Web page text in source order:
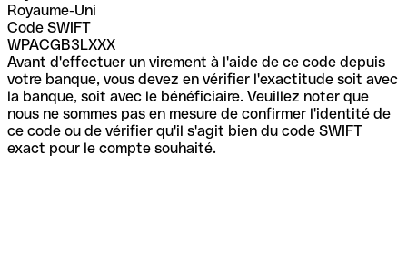
Royaume-Uni
Code SWIFT
WPACGB3LXXX
Avant d'effectuer un virement à l'aide de ce code depuis
votre banque, vous devez en vérifier l'exactitude soit avec
la banque, soit avec le bénéficiaire. Veuillez noter que
nous ne sommes pas en mesure de confirmer l'identité de
ce code ou de vérifier qu'il s'agit bien du code SWIFT
exact pour le compte souhaité.